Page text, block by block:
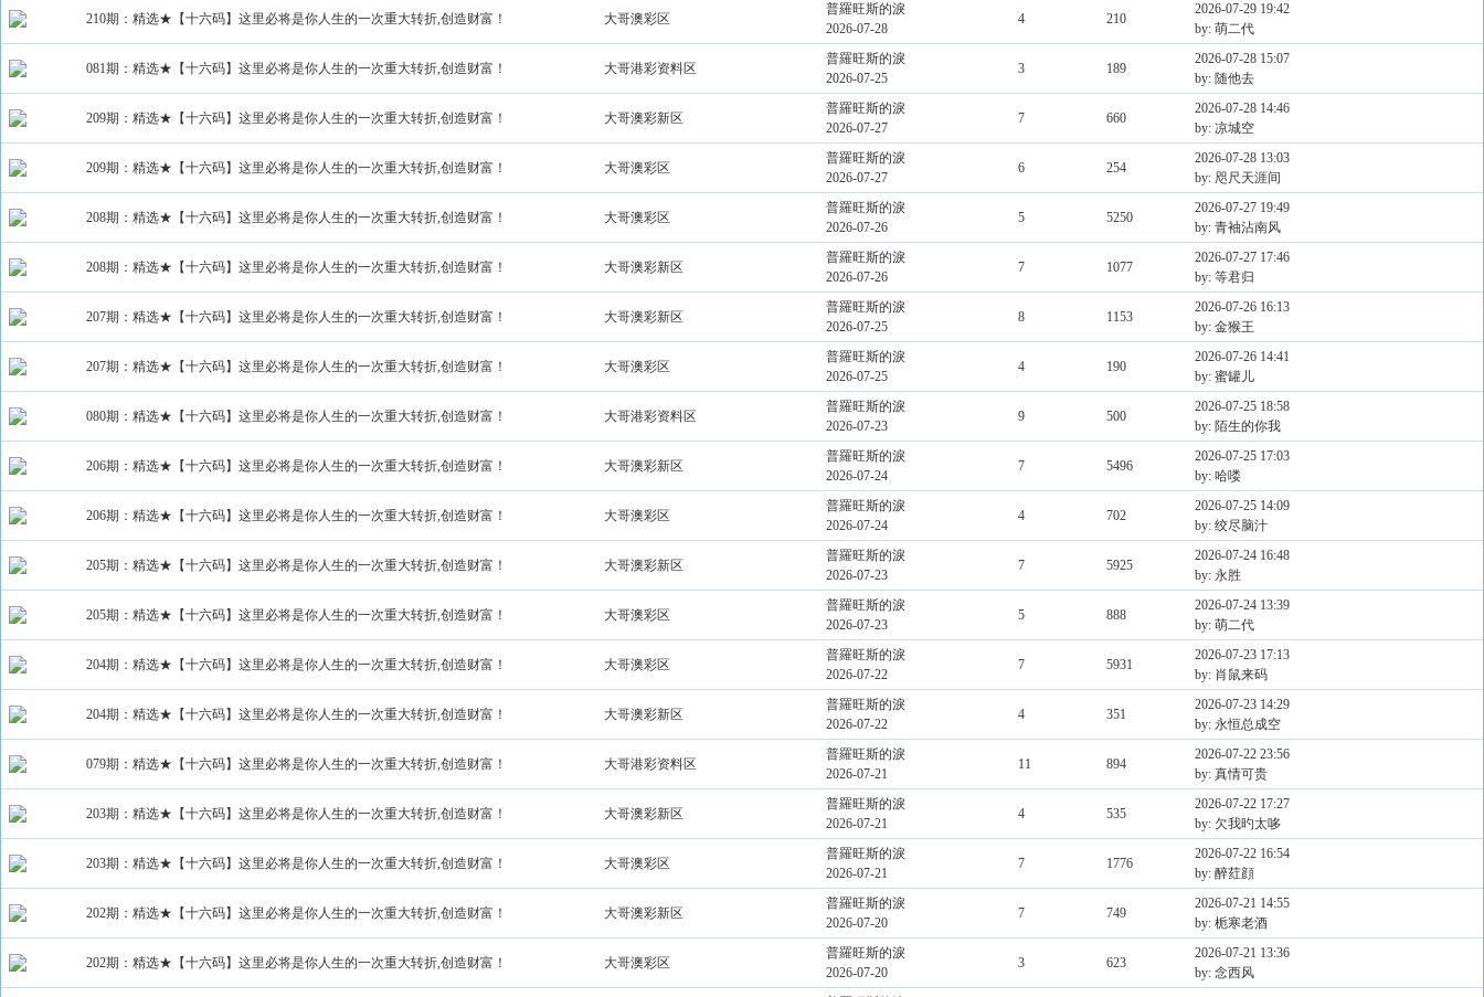
210期：精选★【十六码】这里必将是你人生的一次重大转折,创造财富！ 大哥澳彩区
普羅旺斯的淚
2026-07-28
4 210
2026-07-29 19:42
by: 萌二代
081期：精选★【十六码】这里必将是你人生的一次重大转折,创造财富！ 大哥港彩资料区
普羅旺斯的淚
2026-07-25
3 189
2026-07-28 15:07
by: 随他去
209期：精选★【十六码】这里必将是你人生的一次重大转折,创造财富！ 大哥澳彩新区
普羅旺斯的淚
2026-07-27
7 660
2026-07-28 14:46
by: 凉城空
209期：精选★【十六码】这里必将是你人生的一次重大转折,创造财富！ 大哥澳彩区
普羅旺斯的淚
2026-07-27
6 254
2026-07-28 13:03
by: 咫尺天涯间
208期：精选★【十六码】这里必将是你人生的一次重大转折,创造财富！ 大哥澳彩区
普羅旺斯的淚
2026-07-26
5 5250
2026-07-27 19:49
by: 青袖沾南风
208期：精选★【十六码】这里必将是你人生的一次重大转折,创造财富！ 大哥澳彩新区
普羅旺斯的淚
2026-07-26
7 1077
2026-07-27 17:46
by: 等君归
207期：精选★【十六码】这里必将是你人生的一次重大转折,创造财富！ 大哥澳彩新区
普羅旺斯的淚
2026-07-25
8 1153
2026-07-26 16:13
by: 金猴王
207期：精选★【十六码】这里必将是你人生的一次重大转折,创造财富！ 大哥澳彩区
普羅旺斯的淚
2026-07-25
4 190
2026-07-26 14:41
by: 蜜罐儿
080期：精选★【十六码】这里必将是你人生的一次重大转折,创造财富！ 大哥港彩资料区
普羅旺斯的淚
2026-07-23
9 500
2026-07-25 18:58
by: 陌生的你我
206期：精选★【十六码】这里必将是你人生的一次重大转折,创造财富！ 大哥澳彩新区
普羅旺斯的淚
2026-07-24
7 5496
2026-07-25 17:03
by: 哈喽
206期：精选★【十六码】这里必将是你人生的一次重大转折,创造财富！ 大哥澳彩区
普羅旺斯的淚
2026-07-24
4 702
2026-07-25 14:09
by: 绞尽脑汁
205期：精选★【十六码】这里必将是你人生的一次重大转折,创造财富！ 大哥澳彩新区
普羅旺斯的淚
2026-07-23
7 5925
2026-07-24 16:48
by: 永胜
205期：精选★【十六码】这里必将是你人生的一次重大转折,创造财富！ 大哥澳彩区
普羅旺斯的淚
2026-07-23
5 888
2026-07-24 13:39
by: 萌二代
204期：精选★【十六码】这里必将是你人生的一次重大转折,创造财富！ 大哥澳彩区
普羅旺斯的淚
2026-07-22
7 5931
2026-07-23 17:13
by: 肖鼠来码
204期：精选★【十六码】这里必将是你人生的一次重大转折,创造财富！ 大哥澳彩新区
普羅旺斯的淚
2026-07-22
4 351
2026-07-23 14:29
by: 永恒总成空
079期：精选★【十六码】这里必将是你人生的一次重大转折,创造财富！ 大哥港彩资料区
普羅旺斯的淚
2026-07-21
11 894
2026-07-22 23:56
by: 真情可贵
203期：精选★【十六码】这里必将是你人生的一次重大转折,创造财富！ 大哥澳彩新区
普羅旺斯的淚
2026-07-21
4 535
2026-07-22 17:27
by: 欠我旳太哆
203期：精选★【十六码】这里必将是你人生的一次重大转折,创造财富！ 大哥澳彩区
普羅旺斯的淚
2026-07-21
7 1776
2026-07-22 16:54
by: 醉荭顔
202期：精选★【十六码】这里必将是你人生的一次重大转折,创造财富！ 大哥澳彩新区
普羅旺斯的淚
2026-07-20
7 749
2026-07-21 14:55
by: 栀寒老酒
202期：精选★【十六码】这里必将是你人生的一次重大转折,创造财富！ 大哥澳彩区
普羅旺斯的淚
2026-07-20
3 623
2026-07-21 13:36
by: 念西风